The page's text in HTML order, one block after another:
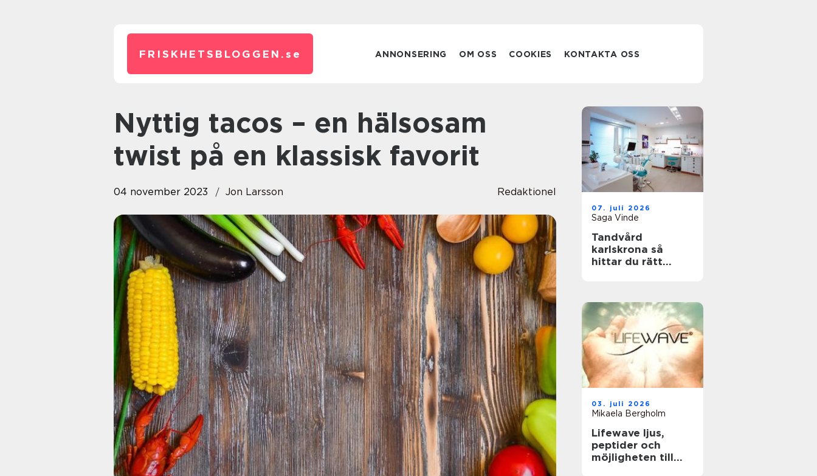
FRISKHETSBLOGGEN. se ANNONSERING OM OSS COOKIES KONTAKTA OSS
Nyttig tacos – en hälsosam
twist på en klassisk favorit
04 november 2023 Jon Larsson Redaktionel
07. juli 2026
Saga Vinde
Tandvård
karlskrona så
hittar du rätt
03. juli 2026
Mikaela Bergholm
Lifewave ljus,
peptider och
möjligheten till